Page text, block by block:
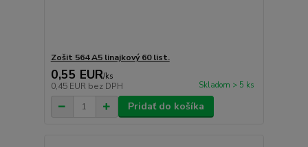
Zošit 564 A5 linajkový 60 list.
0,55 EUR/ks
0,45 EUR bez DPH Skladom > 5 ks
Pridať do košíka